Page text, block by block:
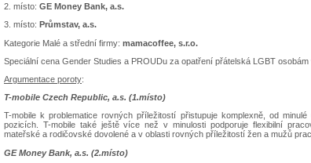
2. místo: GE Money Bank, a.s.
3. místo: Průmstav, a.s.
Kategorie Malé a střední firmy: mamacoffee, s.r.o.
Speciální cena Gender Studies a PROUDu za opatření přátelská LGBT osobám
Argumentace poroty:
T-mobile Czech Republic, a.s. (1.místo)
T-mobile k problematice rovných příležitostí přistupuje komplexně, od
pozicích. T-mobile také ještě více než v minulosti podporuje flexibilní
mateřské a rodičovské dovolené a v oblasti rovných příležitostí žen a mužů
GE Money Bank, a.s. (2.místo)